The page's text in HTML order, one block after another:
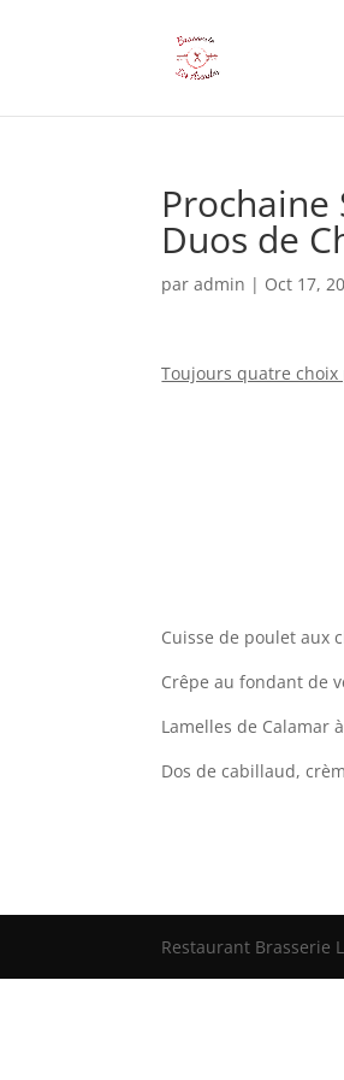
Duos de
paradmin | Oct 17,
Toujours quatre
Cuisse de poulet aux
Crêpe au fondant de
Lamelles de
Dos de cabillaud,
Restaurant Brasserie